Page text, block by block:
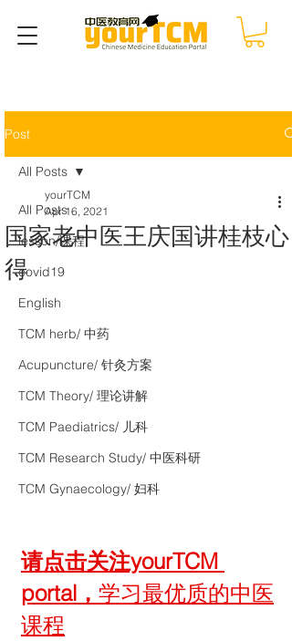
Post
All Posts
lesson/课程
covid19
English
TCM herb/ 中药
Acupuncture/ 针灸方案
TCM Theory/ 理论讲解
TCM Paediatrics/ 儿科
TCM Research Study/ 中医科研
TCM Gynaecology/ 妇科
All Posts
国家老中医王庆国讲桂枝心
得
yourTCM
Apr 16, 2021
请点击关注yourTCM
portal， 学习最优质的中医
课程